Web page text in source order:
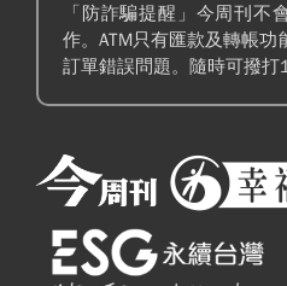
「防詐騙提醒」今周刊不
作。ATM只有匯款及轉帳
訂單錯誤問題。隨時可撥打